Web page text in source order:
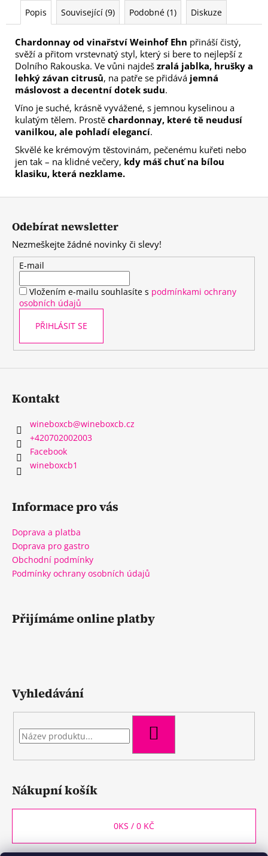
Popis Související (9) Podobné (1) Diskuze
Chardonnay od vinařství Weinhof Ehn přináší čistý,
svěží a přitom vrstevnatý styl, který si bere to nejlepší z
Dolního Rakouska. Ve vůni najdeš zralá jablka, hrušky a
lehký závan citrusů, na patře se přidává jemná
máslovost a decentní dotek sudu.
Víno je suché, krásně vyvážené, s jemnou kyselinou a
kulatým tělem. Prostě chardonnay, které tě neudusí
vanilkou, ale pohladí elegancí.
Skvělé ke krémovým těstovinám, pečenému kuřeti nebo
jen tak – na klidné večery, kdy máš chuť na bílou
klasiku, která nezklame.
Z
Odebírat newsletter
Nezmeškejte žádné novinky či slevy!
E-mail
Vložením e-mailu souhlasíte s podmínkami ochrany
osobních údajů
PŘIHLÁSIT SE
Kontakt
wineboxcb@wineboxcb.cz
+420702002003
Facebook
wineboxcb1
Informace pro vás
Doprava a platba
Doprava pro gastro
Obchodní podmínky
Podmínky ochrany osobních údajů
Přijímáme online platby
Vyhledávání
Nákupní košík
0KS / 0 KČ